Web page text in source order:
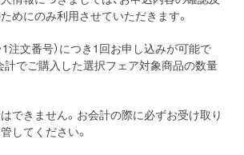
めにのみ利用させていただきます。
1注文番号）につき1回お申し込みが可能で
計でご購入した選択フェア対象商品の数量
できません。お会計の際に必ずお受け取り
してください。